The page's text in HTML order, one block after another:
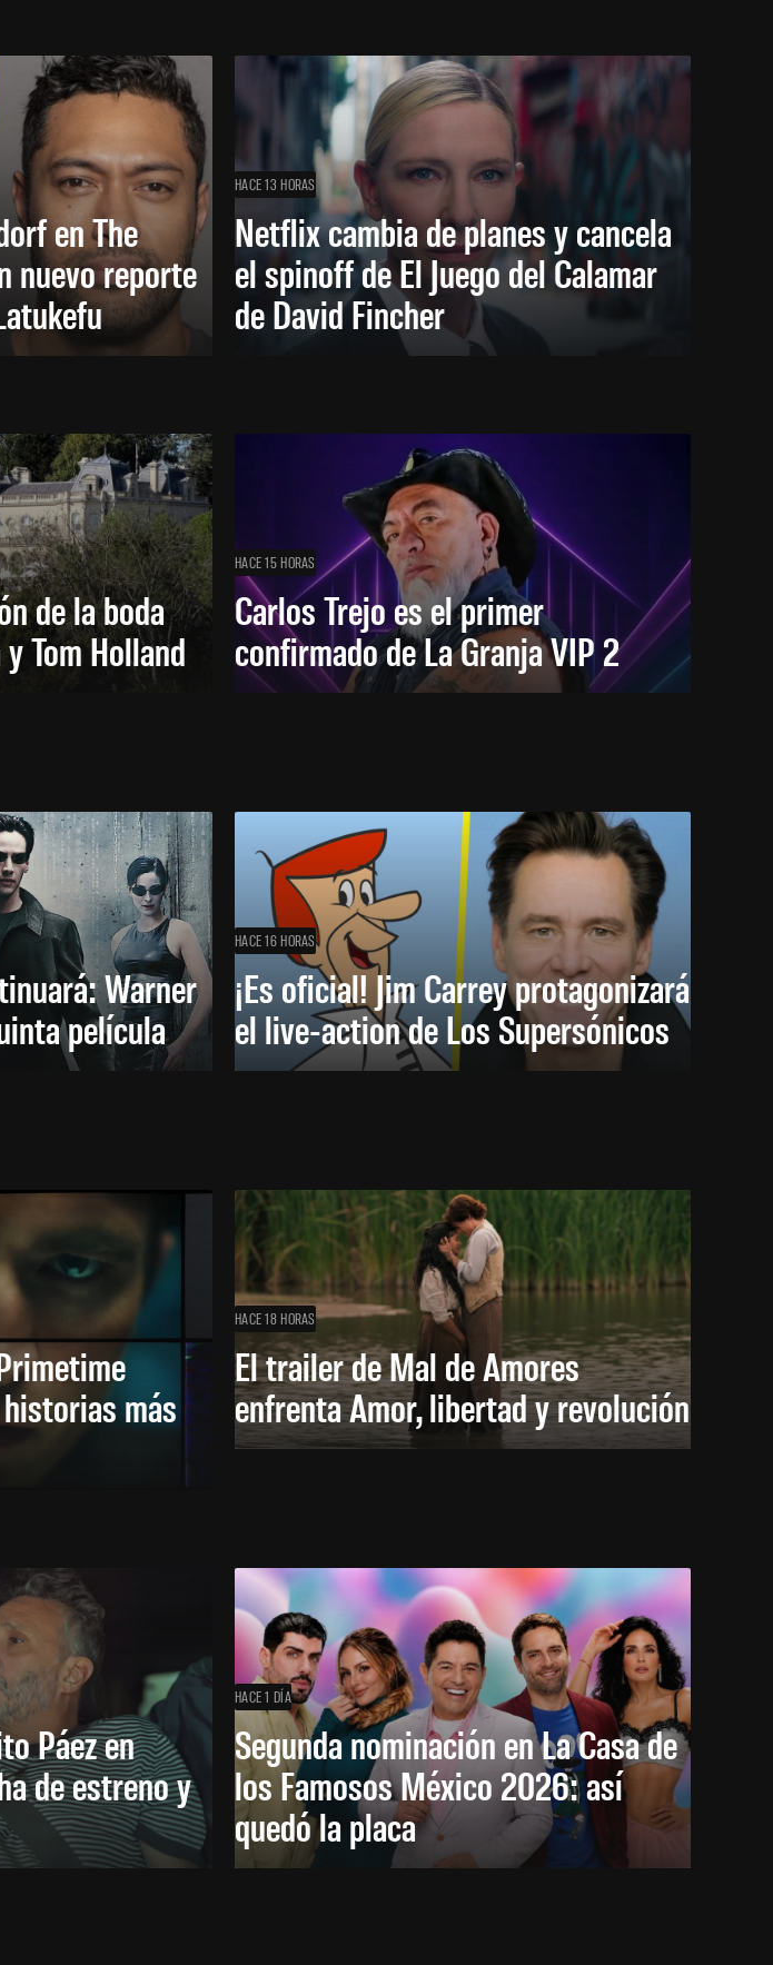
en The
nuevo reporte
HACE 13 HORAS
Netflix cambia de planes y cancela
el spinoff de El Juego del Calamar
de David Fincher
de la boda
Tom Holland
HACE 15 HORAS
Carlos Trejo es el primer
confirmado de La Granja VIP 2
Warner
película
HACE 16 HORAS
¡Es oficial! Jim Carrey protagonizará
el live-action de Los Supersónicos
más
HACE 18 HORAS
El trailer de Mal de Amores
enfrenta Amor, libertad y revolución
Páez en
de estreno y
HACE 1 DÍA
Segunda nominación en La Casa de
los Famosos México 2026: así
quedó la placa